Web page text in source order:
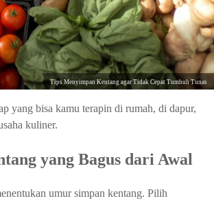
Tips Menyimpan Kentang agar Tidak Cepat Tumbuh Tunas
yang bisa kamu terapin di rumah, di dapur,
kuliner.
yang Bagus dari Awal
umur simpan kentang. Pilih